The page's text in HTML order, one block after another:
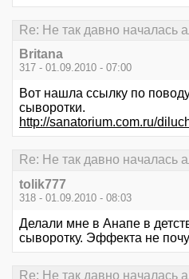
Re: Не так давно началась
Britana
317 - 01.09.2010 - 07:00
Вот нашла ссылку по
сыворотки.
http://sanatorium.com.ru/
Re: Не так давно началась
tolik777
318 - 01.09.2010 - 08:03
Делали мне в Анапе в
сыворотку. Эффекта не
Re: Не так давно началась